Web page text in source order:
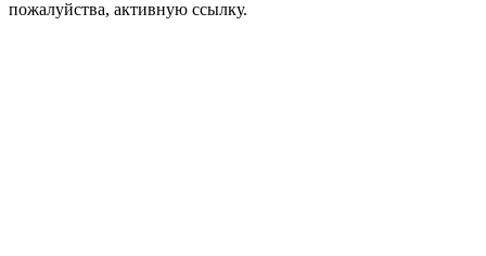
пожалуйства, активную ссылку.